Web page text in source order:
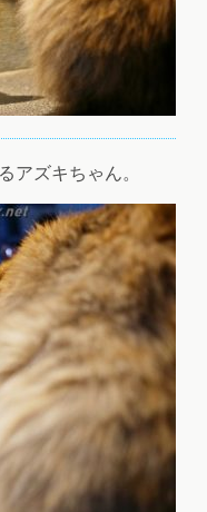
アズキちゃん。